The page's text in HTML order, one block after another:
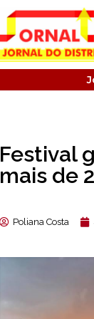
Festival
mais de
Poliana Costa